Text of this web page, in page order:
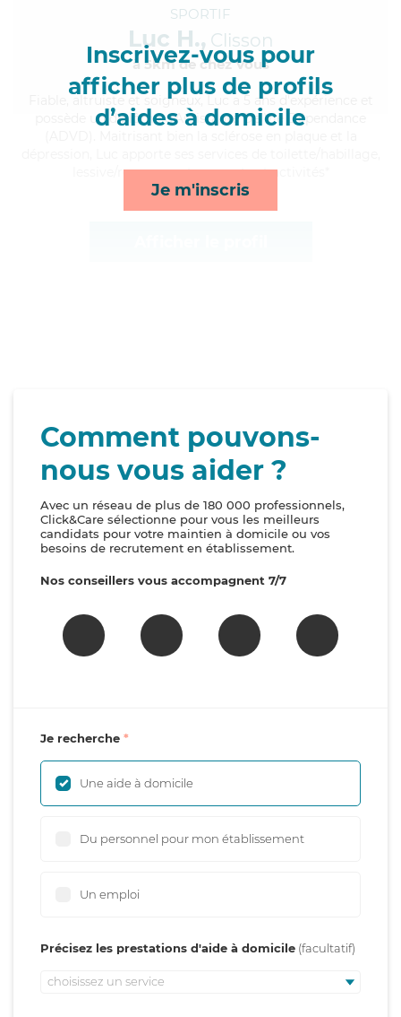
Inscrivez-vous pour
afficher plus de profils
d’aides à domicile
Je m'inscris
SPORTIF
Luc H., Clisson
à 5km de chez Vous
, altruiste et soigneux, Luc a 5 ans d'expérience et
possède un diplôme d'Assistante De Vie Dépendance
lessive/repassage, transports et activités*
Comment pouvons-
nous vous aider ?
Avec un réseau de plus de 180 000 professionnels,
Click&Care sélectionne pour vous les meilleurs
candidats pour votre maintien à domicile ou vos
besoins de recrutement en établissement.
Nos conseillers vous accompagnent 7/7
Je recherche
Une aide à domicile
Du personnel pour mon établissement
Un emploi
Précisez les prestations d'aide à domicile
choisissez un service